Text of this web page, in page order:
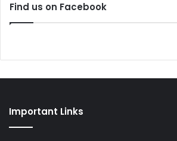
Find us on Facebook
Important Links